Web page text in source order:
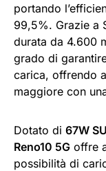
portando
99,5%. Grazie a
durata da 4.600
grado di
carica, offrendo
maggiore con
Dotato di 67W
Reno10 5G offre
possibilità di